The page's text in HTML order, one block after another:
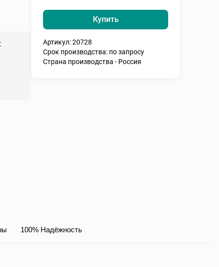
Купить
Артикул: 20728
Срок производства: по запросу
Страна производства - Россия
100% Надёжность